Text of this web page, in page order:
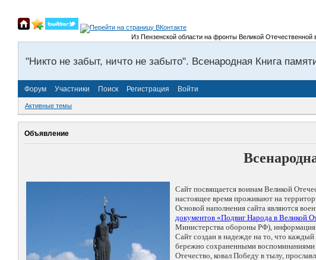
Из Пензенской области на фронты Великой Отечественной
"Никто не забыт, ничто не забыто". Всенародная Книга
Форум Участники Поиск Регистрация Войти
Активные темы
Объявление
Сайт посвящается воинам Великой
настоящее время проживают на
Основой наполнения сайта являются
документов «Подвиг Народа в Великой
Министерства обороны РФ), информация
Сайт создан в надежде на то, что
бережно сохраненными воспоминаниями
Отечество, ковал Победу в тылу,